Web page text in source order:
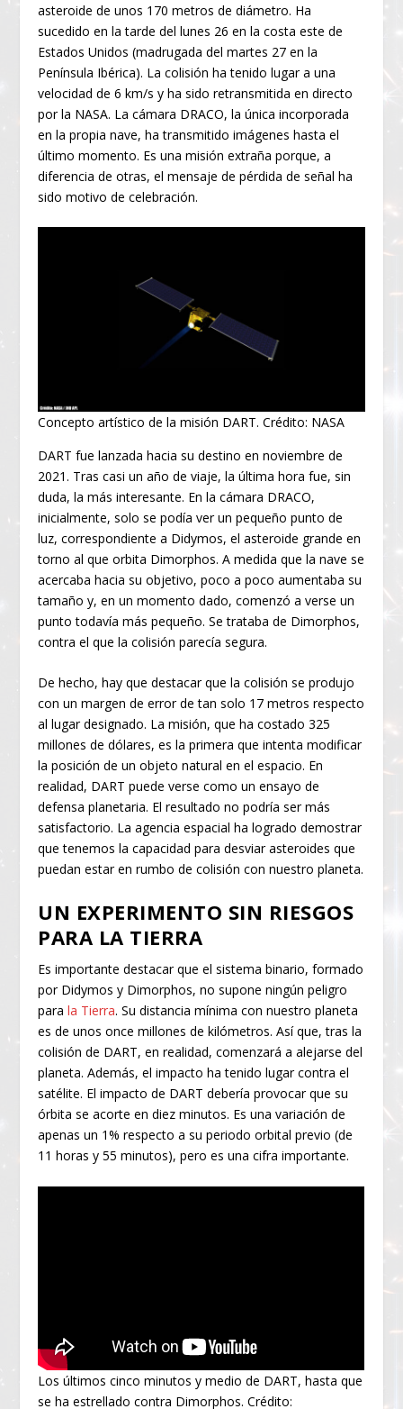
asteroide de unos 170 metros de diámetro. Ha
sucedido en la tarde del lunes 26 en la costa este de
Estados Unidos (madrugada del martes 27 en la
Península Ibérica). La colisión ha tenido lugar a una
velocidad de 6 km/s y ha sido retransmitida en directo
por la NASA. La cámara DRACO, la única incorporada
en la propia nave, ha transmitido imágenes hasta el
último momento. Es una misión extraña porque, a
diferencia de otras, el mensaje de pérdida de señal ha
sido motivo de celebración.
Concepto artístico de la misión DART. Crédito: NASA
DART fue lanzada hacia su destino en noviembre de
2021. Tras casi un año de viaje, la última hora fue, sin
duda, la más interesante. En la cámara DRACO,
inicialmente, solo se podía ver un pequeño punto de
luz, correspondiente a Didymos, el asteroide grande en
torno al que orbita Dimorphos. A medida que la nave se
acercaba hacia su objetivo, poco a poco aumentaba su
tamaño y, en un momento dado, comenzó a verse un
punto todavía más pequeño. Se trataba de Dimorphos,
contra el que la colisión parecía segura.
De hecho, hay que destacar que la colisión se produjo
con un margen de error de tan solo 17 metros respecto
al lugar designado. La misión, que ha costado 325
millones de dólares, es la primera que intenta modificar
la posición de un objeto natural en el espacio. En
realidad, DART puede verse como un ensayo de
defensa planetaria. El resultado no podría ser más
satisfactorio. La agencia espacial ha logrado demostrar
que tenemos la capacidad para desviar asteroides que
puedan estar en rumbo de colisión con nuestro planeta.
UN EXPERIMENTO SIN RIESGOS
PARA LA TIERRA
Es importante destacar que el sistema binario, formado
por Didymos y Dimorphos, no supone ningún peligro
parala Tierra. Su distancia mínima con nuestro planeta
es de unos once millones de kilómetros. Así que, tras la
colisión de DART, en realidad, comenzará a alejarse del
planeta. Además, el impacto ha tenido lugar contra el
satélite. El impacto de DART debería provocar que su
órbita se acorte en diez minutos. Es una variación de
apenas un 1% respecto a su periodo orbital previo (de
11 horas y 55 minutos), pero es una cifra importante.
Los últimos cinco minutos y medio de DART, hasta que
se ha estrellado contra Dimorphos. Crédito: